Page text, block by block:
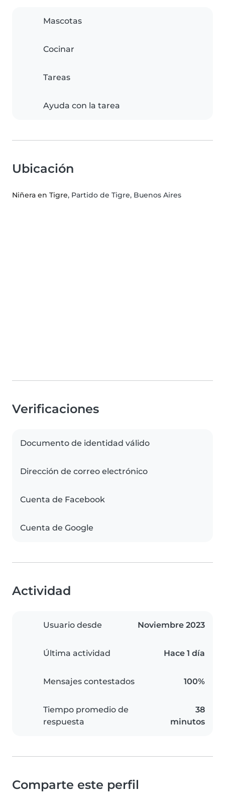
Mascotas
Cocinar
Tareas
Ayuda con la tarea
Ubicación
Niñera en Tigre, Partido de Tigre, Buenos Aires
Verificaciones
Documento de identidad válido
Dirección de correo electrónico
Cuenta de Facebook
Cuenta de Google
Actividad
Usuario desde Noviembre 2023
Última actividad Hace 1 día
Mensajes contestados 100%
Tiempo promedio de
respuesta
38
minutos
Comparte este perfil